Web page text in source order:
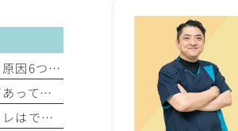
マウスピース矯正で挫折する原因6つ。挫折しやすい人の特徴と挫折を防ぐポイント
マウスピース矯正は欠損歯があってもできる？押さえておきたいリスクを解説
マウスピース矯正中でも筋トレはできる？ジム通いの方必見